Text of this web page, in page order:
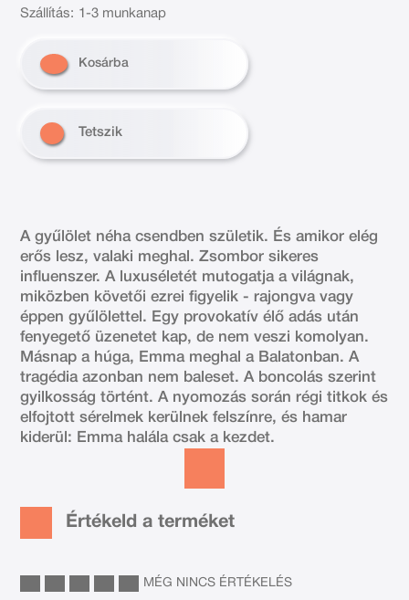
Szállítás: 1-3 munkanap
Kosárba
Tetszik
A gyűlölet néha csendben születik. És amikor elég
erős lesz, valaki meghal. Zsombor sikeres
influenszer. A luxuséletét mutogatja a világnak,
miközben követői ezrei figyelik - rajongva vagy
éppen gyűlölettel. Egy provokatív élő adás után
fenyegető üzenetet kap, de nem veszi komolyan.
Másnap a húga, Emma meghal a Balatonban. A
tragédia azonban nem baleset. A boncolás szerint
gyilkosság történt. A nyomozás során régi titkok és
elfojtott sérelmek kerülnek felszínre, és hamar
kiderül: Emma halála csak a kezdet.
Értékeld a terméket
MÉG NINCS ÉRTÉKELÉS